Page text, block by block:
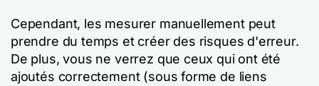
Cependant, les mesurer manuellement peut
prendre du temps et créer des risques d'erreur.
De plus, vous ne verrez que ceux qui ont été
ajoutés correctement (sous forme de liens